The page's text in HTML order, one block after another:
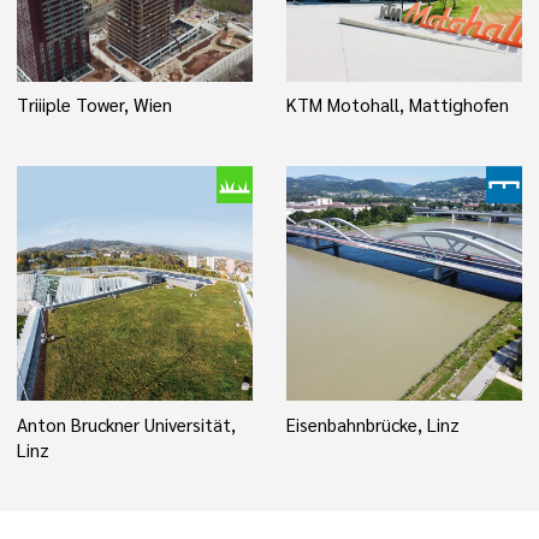
Triiiple Tower, Wien KTM Motohall, Mattighofen
Anton Bruckner Universität,
Linz
Eisenbahnbrücke, Linz